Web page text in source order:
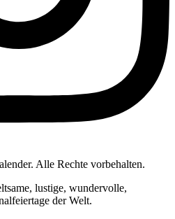
Alle Rechte vorbehalten.
lustige, wundervolle,
der Welt.